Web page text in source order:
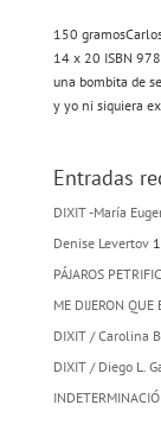
150
14 x 20 ISBN
una bombita de
y yo ni siquiera
Entradas
DIXIT -María
Denise Levertov
PÁJAROS
ME DIJERON
DIXIT / Carolina
DIXIT / Diego L.